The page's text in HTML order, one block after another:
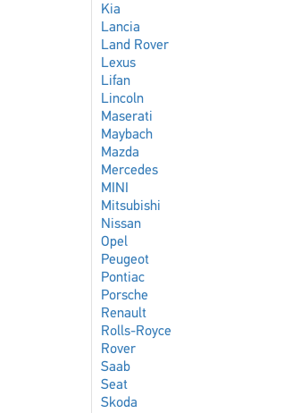
Kia
Lancia
Land Rover
Lexus
Lifan
Lincoln
Maserati
Maybach
Mazda
Mercedes
MINI
Mitsubishi
Nissan
Opel
Peugeot
Pontiac
Porsche
Renault
Rolls-Royce
Rover
Saab
Seat
Skoda